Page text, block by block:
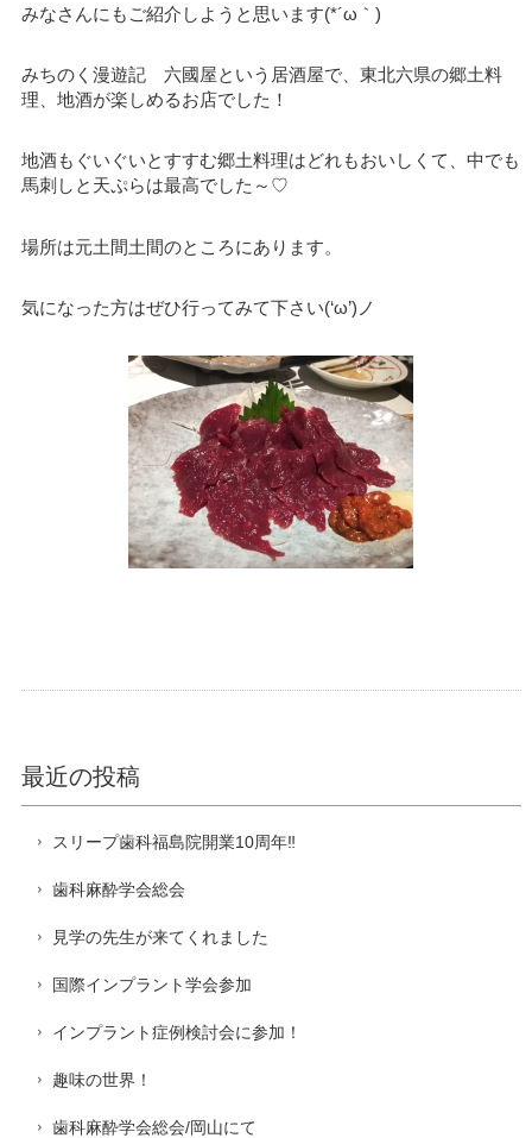
みなさんにもご紹介しようと思います(*´ω｀)
みちのく漫遊記 六國屋という居酒屋で、東北六県の郷土料
理、地酒が楽しめるお店でした！
地酒もぐいぐいとすすむ郷土料理はどれもおいしくて、中でも
馬刺しと天ぷらは最高でした～♡
場所は元土間土間のところにあります。
気になった方はぜひ行ってみて下さい(‘ω’)ノ
最近の投稿
スリープ歯科福島院開業10周年‼️
歯科麻酔学会総会
見学の先生が来てくれました
国際インプラント学会参加
インプラント症例検討会に参加！
趣味の世界！
歯科麻酔学会総会/岡山にて